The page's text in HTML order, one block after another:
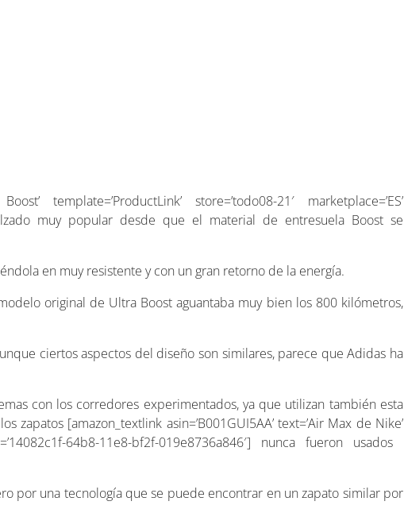
template=’ProductLink’ store=’todo08-21′ marketplace=’ES’
muy popular desde que el material de entresuela Boost se
en muy resistente y con un gran retorno de la energía.
original de Ultra Boost aguantaba muy bien los 800 kilómetros,
ciertos aspectos del diseño son similares, parece que Adidas ha
con los corredores experimentados, ya que utilizan también esta
[amazon_textlink asin=’B001GUI5AA’ text=’Air Max de Nike’
64b8-11e8-bf2f-019e8736a846′] nunca fueron usados
por una tecnología que se puede encontrar en un zapato similar por